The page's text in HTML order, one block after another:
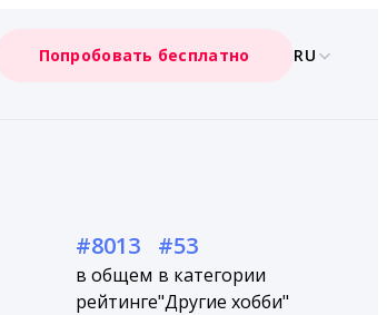
Попробовать бесплатно RU
#8013
в общем
рейтинге
#53
в категории
"Другие хобби"